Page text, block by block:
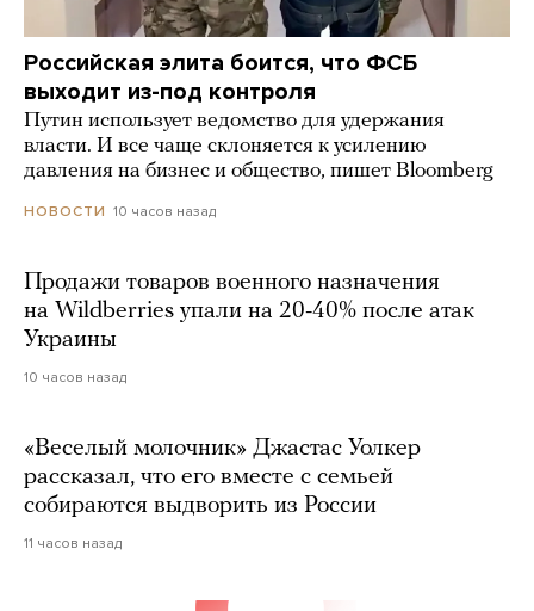
Российская элита боится, что ФСБ
выходит из-под контроля
Путин использует ведомство для удержания
власти. И все чаще склоняется к усилению
давления на бизнес и общество, пишет Bloomberg
НОВОСТИ 10 часов назад
Продажи товаров военного назначения
на Wildberries упали на 20-40% после атак
Украины
10 часов назад
«Веселый молочник» Джастас Уолкер
рассказал, что его вместе с семьей
собираются выдворить из России
11 часов назад